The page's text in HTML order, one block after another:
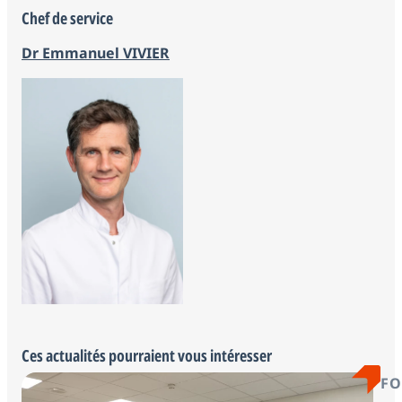
Chef de service
Dr Emmanuel VIVIER
Ces actualités pourraient vous intéresser